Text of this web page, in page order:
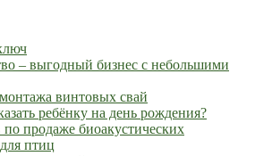
– выгодный бизнес с небольшими
винтовых свай
ребёнку на день рождения?
продаже биоакустических
птиц